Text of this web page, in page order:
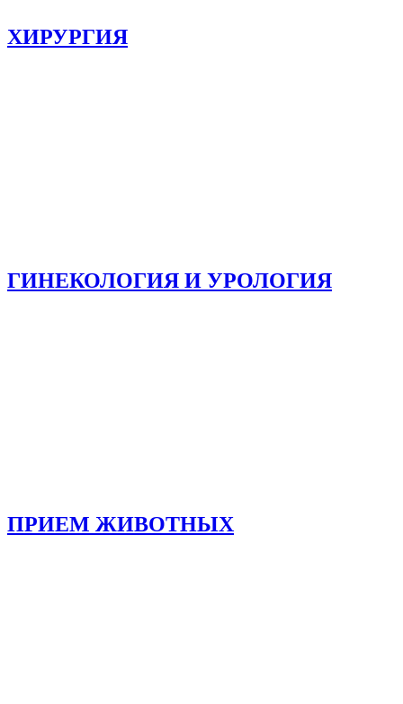
ХИРУРГИЯ
ГИНЕКОЛОГИЯ И УРОЛОГИЯ
ПРИЕМ ЖИВОТНЫХ